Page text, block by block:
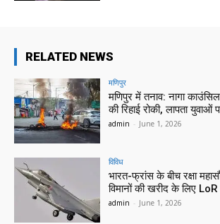
RELATED NEWS
मणिपुर
मणिपुर में तनाव: नागा
की रिहाई रोकी, लापता युवाओं
admin - June 1, 2026
विविध
भारत-फ्रांस के बीच रक्षा
विमानों की खरीद के लिए LoR
admin - June 1, 2026